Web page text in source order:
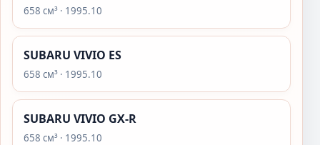
658 см³ · 1995.10
SUBARU VIVIO ES
658 см³ · 1995.10
SUBARU VIVIO GX-R
658 см³ · 1995.10